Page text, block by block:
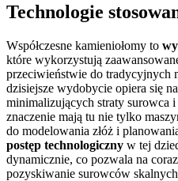
Technologie
Współczesne kamieniołomy to
które wykorzystują
przeciwieństwie do tradycyjnych
dzisiejsze wydobycie opiera się na
minimalizujących straty surowca
znaczenie mają tu nie tylko
do modelowania złóż i
postęp technologiczny w tej
dynamicznie, co pozwala na
pozyskiwanie surowców